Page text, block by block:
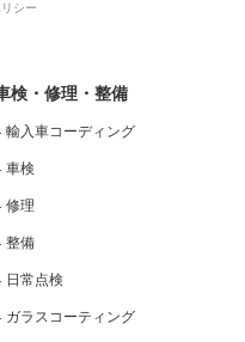
シー
検・修理・整備
輸入車コーディング
車検
修理
整備
日常点検
ガラスコーティング